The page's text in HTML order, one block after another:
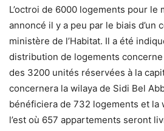
L’octroi de 6000 logements pour le
annoncé il y a peu par le biais d’un
ministère de l’Habitat. Il a été
distribution de logements concerne
des 3200 unités réservées à la
concernera la wilaya de Sidi Bel
bénéficiera de 732 logements et la
l’est où 657 appartements seront